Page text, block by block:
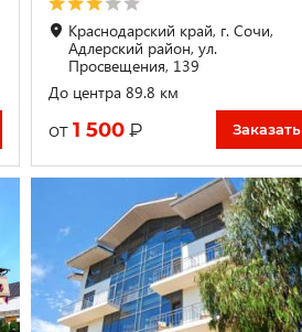
Краснодарский край, г. Сочи,
Адлерский район, ул.
Просвещения, 139
До центра 89.8 км
от1 500 ₽ Заказать